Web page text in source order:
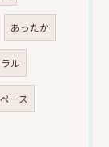
あったか
ル
ース